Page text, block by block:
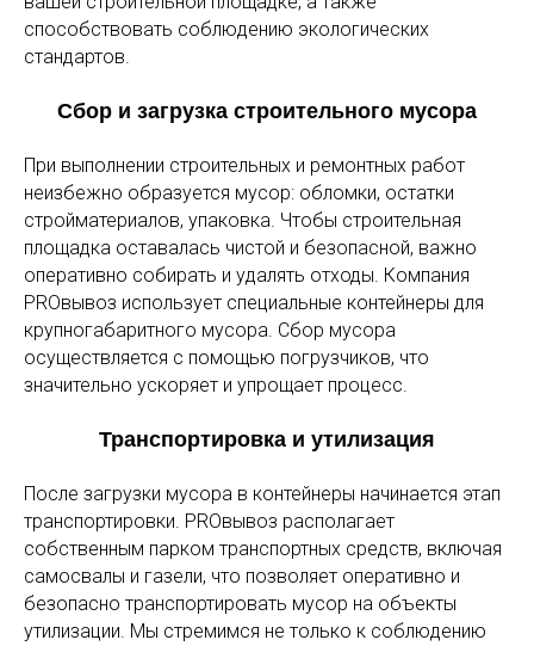
способствовать соблюдению экологических
стандартов.
Сбор и загрузка строительного мусора
При выполнении строительных и ремонтных работ
неизбежно образуется мусор: обломки, остатки
стройматериалов, упаковка. Чтобы строительная
площадка оставалась чистой и безопасной, важно
оперативно собирать и удалять отходы. Компания
PROвывоз использует специальные контейнеры для
крупногабаритного мусора. Сбор мусора
осуществляется с помощью погрузчиков, что
значительно ускоряет и упрощает процесс.
Транспортировка и утилизация
После загрузки мусора в контейнеры начинается этап
транспортировки. PROвывоз располагает
собственным парком транспортных средств, включая
самосвалы и газели, что позволяет оперативно и
безопасно транспортировать мусор на объекты
утилизации. Мы стремимся не только к соблюдению